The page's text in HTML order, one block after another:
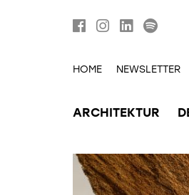
HOME NEWSLETTER
ARCHITEKTUR